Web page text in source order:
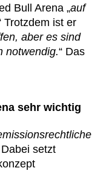
Bull Arena „auf
Trotzdem ist er
aber es sind
notwendig.“ Das
sehr wichtig
Dabei setzt